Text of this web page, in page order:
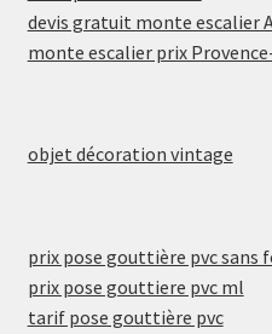
devis gratuit monte escalier
monte escalier prix
objet décoration vintage
prix pose gouttière pvc sans
prix pose gouttiere pvc ml
tarif pose gouttière pvc